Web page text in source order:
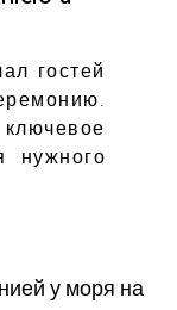
гостей
нужного